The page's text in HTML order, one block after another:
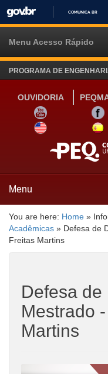
COMUNICA BR
Menu Acesso Rápido
PROGRAMA DE
OUVIDORIA
YOUTUBE
SITE INGLÊS
Menu
You are here: Home »
Acadêmicas » Defesa de
Freitas Martins
Defesa de
Mestrado
Martins